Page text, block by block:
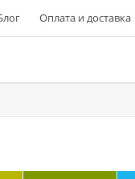
Оплата и доставка